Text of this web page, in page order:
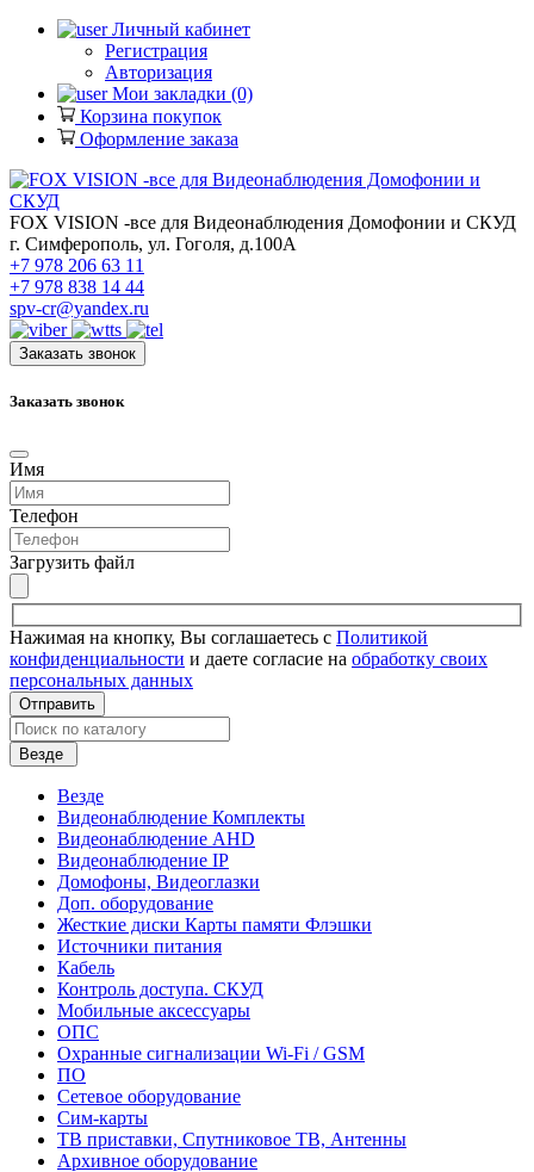
Личный кабинет
Регистрация
Авторизация
Мои закладки (0)
Корзина покупок
Оформление заказа
FOX VISION -все для Видеонаблюдения Домофонии и СКУД
г. Симферополь, ул. Гоголя, д.100А
+7 978 206 63 11
+7 978 838 14 44
spv-cr@yandex.ru
Заказать звонок
Заказать звонок
Имя
Телефон
Загрузить файл
Нажимая на кнопку, Вы соглашаетесь с Политикой
конфиденциальности и даете согласие на обработку своих
персональных данных
Отправить
Везде
Везде
Видеонаблюдение Комплекты
Видеонаблюдение AHD
Видеонаблюдение IP
Домофоны, Видеоглазки
Доп. оборудование
Жесткие диски Карты памяти Флэшки
Источники питания
Кабель
Контроль доступа. СКУД
Мобильные аксессуары
ОПС
Охранные сигнализации Wi-Fi / GSM
ПО
Сетевое оборудование
Сим-карты
ТВ приставки, Спутниковое ТВ, Антенны
Архивное оборудование